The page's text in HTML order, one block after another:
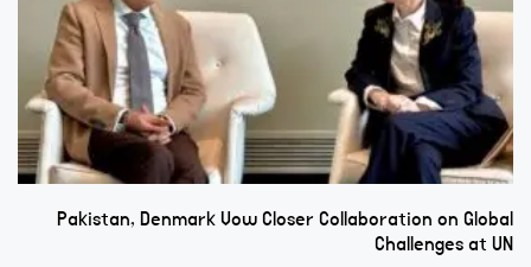
Pakistan, Denmark Vow Closer Collaboration on Global
Challenges at UN